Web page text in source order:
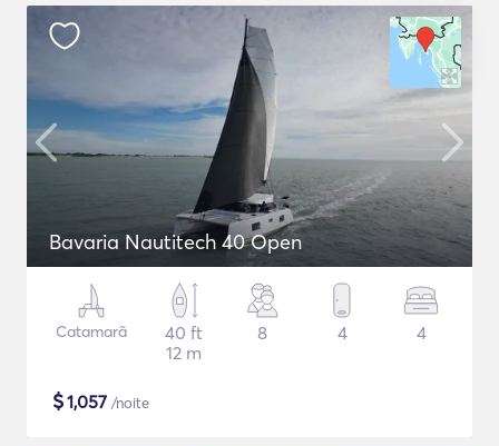
Bavaria Nautitech 40 Open
Catamarã
40 ft
12 m
8 4 4
$1,057 /noite